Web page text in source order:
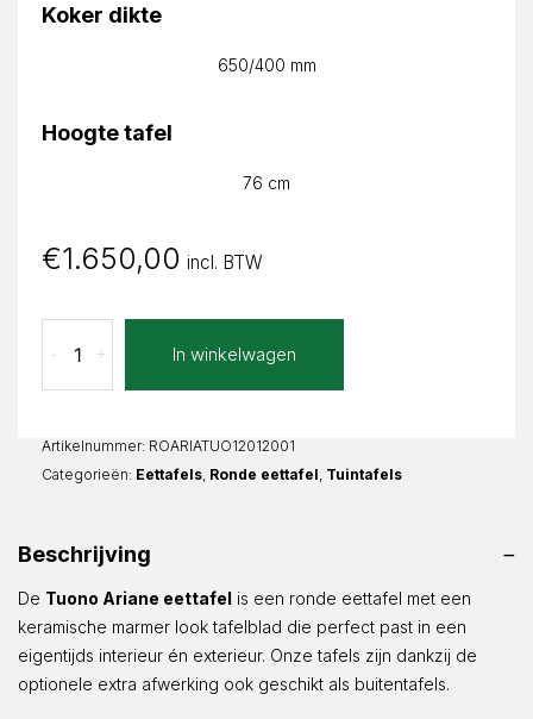
Koker dikte
650/400 mm
Hoogte tafel
76 cm
€1.650,00 incl. BTW
Ariane
Rond
+
- In winkelwagen
Artikelnummer: ROARIATUO12012001
Categorieën: Eettafels Ronde eettafel Tuintafels
Beschrijving
De Tuono Ariane eettafel is een ronde eettafel met een
keramische marmer look tafelblad die perfect past in een
eigentijds interieur én exterieur. Onze tafels zijn dankzij de
optionele extra afwerking ook geschikt als buitentafels.